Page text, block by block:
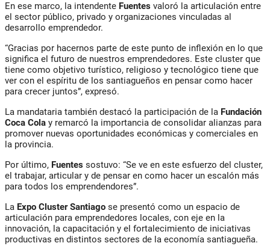
En ese marco, la intendente Fuentes valoró la articulación entre
el sector público, privado y organizaciones vinculadas al
desarrollo emprendedor.
“Gracias por hacernos parte de este punto de inflexión en lo que
significa el futuro de nuestros emprendedores. Este cluster que
tiene como objetivo turístico, religioso y tecnológico tiene que
ver con el espíritu de los santiagueños en pensar como hacer
para crecer juntos”, expresó.
La mandataria también destacó la participación de la Fundación
Coca Cola y remarcó la importancia de consolidar alianzas para
promover nuevas oportunidades económicas y comerciales en
la provincia.
Por último, Fuentes sostuvo: “Se ve en este esfuerzo del cluster,
el trabajar, articular y de pensar en como hacer un escalón más
para todos los emprendendores”.
La Expo Cluster Santiago se presentó como un espacio de
articulación para emprendedores locales, con eje en la
innovación, la capacitación y el fortalecimiento de iniciativas
productivas en distintos sectores de la economía santiagueña.